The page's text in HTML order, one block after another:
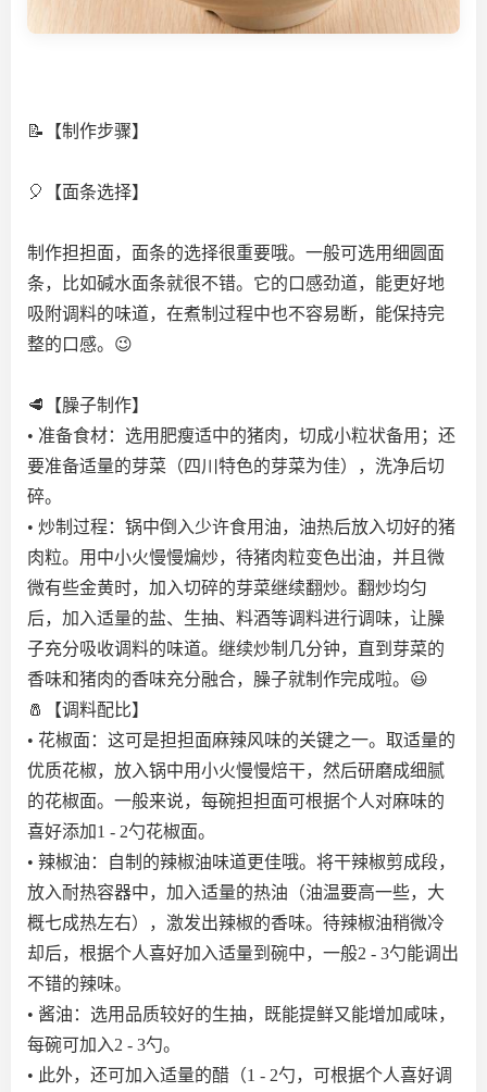
📝【制作步骤】
🎈【面条选择】
制作担担面，面条的选择很重要哦。一般可选用细圆面
条，比如碱水面条就很不错。它的口感劲道，能更好地
吸附调料的味道，在煮制过程中也不容易断，能保持完
整的口感。😉
🥩【臊子制作】
• 准备食材：选用肥瘦适中的猪肉，切成小粒状备用；还
要准备适量的芽菜（四川特色的芽菜为佳），洗净后切
碎。
• 炒制过程：锅中倒入少许食用油，油热后放入切好的猪
肉粒。用中小火慢慢煸炒，待猪肉粒变色出油，并且微
微有些金黄时，加入切碎的芽菜继续翻炒。翻炒均匀
后，加入适量的盐、生抽、料酒等调料进行调味，让臊
子充分吸收调料的味道。继续炒制几分钟，直到芽菜的
香味和猪肉的香味充分融合，臊子就制作完成啦。😃
🧂【调料配比】
• 花椒面：这可是担担面麻辣风味的关键之一。取适量的
优质花椒，放入锅中用小火慢慢焙干，然后研磨成细腻
的花椒面。一般来说，每碗担担面可根据个人对麻味的
喜好添加1 - 2勺花椒面。
• 辣椒油：自制的辣椒油味道更佳哦。将干辣椒剪成段，
放入耐热容器中，加入适量的热油（油温要高一些，大
概七成热左右），激发出辣椒的香味。待辣椒油稍微冷
却后，根据个人喜好加入适量到碗中，一般2 - 3勺能调出
不错的辣味。
• 酱油：选用品质较好的生抽，既能提鲜又能增加咸味，
每碗可加入2 - 3勺。
• 此外，还可加入适量的醋（1 - 2勺，可根据个人喜好调